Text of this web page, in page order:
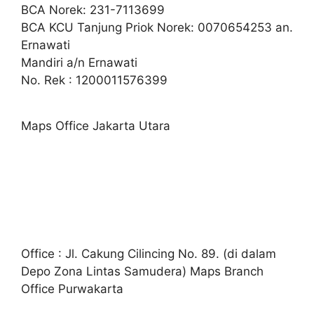
BCA Norek: 231-7113699
BCA KCU Tanjung Priok Norek: 0070654253 an.
Ernawati
Mandiri a/n Ernawati
No. Rek : 1200011576399
Maps Office Jakarta Utara
Office : Jl. Cakung Cilincing No. 89. (di dalam
Depo Zona Lintas Samudera) Maps Branch
Office Purwakarta